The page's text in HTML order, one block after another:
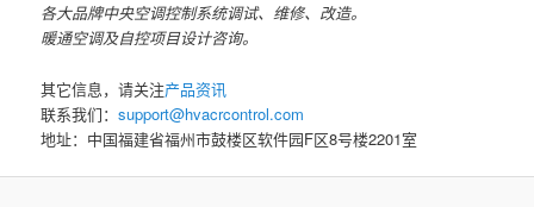
各大品牌中央空调控制系统调试、维修、改造。
暖通空调及自控项目设计咨询。
其它信息，请关注产品资讯
联系我们：support@hvacrcontrol.com
地址：中国福建省福州市鼓楼区软件园F区8号楼2201室